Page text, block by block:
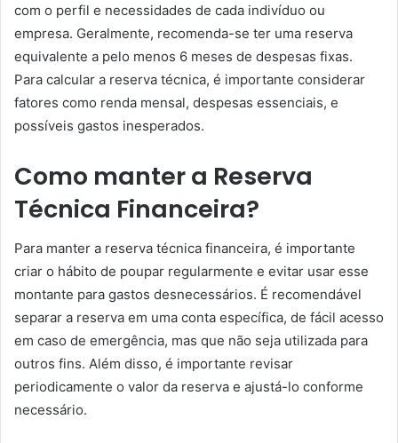
com o perfil e necessidades de cada indivíduo ou
empresa. Geralmente, recomenda-se ter uma reserva
equivalente a pelo menos 6 meses de despesas fixas.
Para calcular a reserva técnica, é importante considerar
fatores como renda mensal, despesas essenciais, e
possíveis gastos inesperados.
Como manter a Reserva
Técnica Financeira?
Para manter a reserva técnica financeira, é importante
criar o hábito de poupar regularmente e evitar usar esse
montante para gastos desnecessários. É recomendável
separar a reserva em uma conta específica, de fácil acesso
em caso de emergência, mas que não seja utilizada para
outros fins. Além disso, é importante revisar
periodicamente o valor da reserva e ajustá-lo conforme
necessário.